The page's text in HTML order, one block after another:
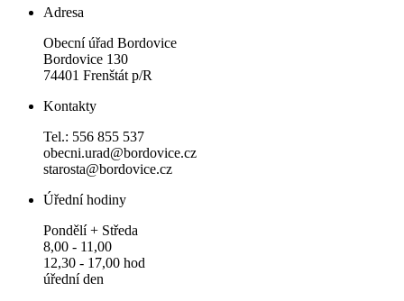
Adresa
Obecní úřad Bordovice
Bordovice 130
74401 Frenštát p/R
Kontakty
Tel.: 556 855 537
obecni.urad@bordovice.cz
starosta@bordovice.cz
Úřední hodiny
Pondělí + Středa
8,00 - 11,00
12,30 - 17,00 hod
úřední den